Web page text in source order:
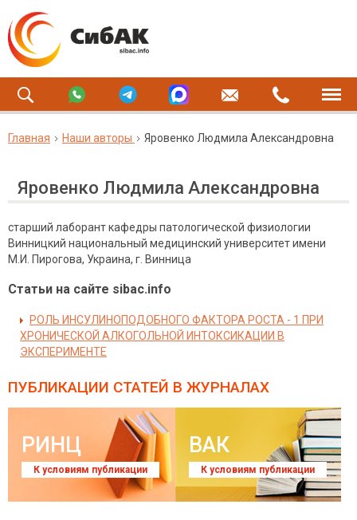
Главная Наши авторы Яровенко Людмила Александровна
Яровенко Людмила Александровна
старший лаборант кафедры патологической физиологии
Винницкий национальный медицинский университет имени
М.И. Пирогова, Украина, г. Винница
Статьи на сайте sibac.info
РОЛЬ ИНСУЛИНОПОДОБНОГО ФАКТОРА РОСТА - 1 ПРИ
ХРОНИЧЕСКОЙ АЛКОГОЛЬНОЙ ИНТОКСИКАЦИИ В
ЭКСПЕРИМЕНТЕ
ПУБЛИКАЦИИ СТАТЕЙ В ЖУРНАЛАХ
РИНЦ
К условиям публикации
ВАК
К условиям публикации